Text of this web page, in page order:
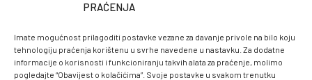
PRAĆENJA
Imate mogućnost prilagoditi postavke vezane za davanje privole na bilo koju
tehnologiju praćenja korištenu u svrhe navedene u nastavku. Za dodatne
informacije o korisnosti i funkcioniranju takvih alata za praćenje, molimo
pogledajte “Obavijest o kolačićima”. Svoje postavke u svakom trenutku